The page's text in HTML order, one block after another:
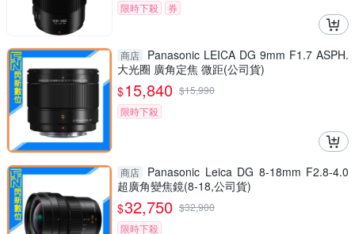
限時下殺
券
商店
Panasonic LEICA DG 9mm F1.7 ASPH.
大光圈 廣角定焦 微距(公司貨)
$15,840 $15,990
限時下殺
商店
Panasonic Leica DG 8-18mm F2.8-4.0
超廣角變焦鏡(8-18,公司貨)
$32,750 $32,900
限時下殺